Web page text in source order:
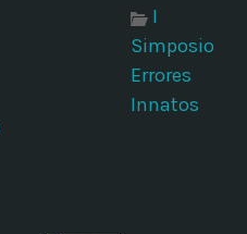
I
Simposio
Errores
Innatos